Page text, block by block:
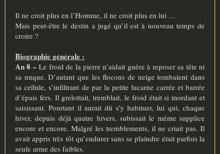
Il ne croit plus en l’Homme, il ne croit plus en lui …
Mais peut-être le destin a jugé qu’il est à nouveau temps de
croire ?
Biographie générale :
An 8 –Le froid de la pierre n’aidait guère à reposer sa tête ni
sa nuque. D’autant que les flocons de neige tombaient dans
sa cellule, s’infiltrant de par la petite lucarne carrée et barrée
d’épais fers. Il grelottait, tremblait, le froid était si mordant et
saisissant. Pourtant il aurait dû s’y habituer, lui qui, chaque
hiver, depuis déjà quatre hivers, subissait le même supplice
encore et encore. Malgré les tremblements, il ne criait pas. Il
avait appris très tôt qu’endurer sans se plaindre était parfois la
seule arme des faibles.